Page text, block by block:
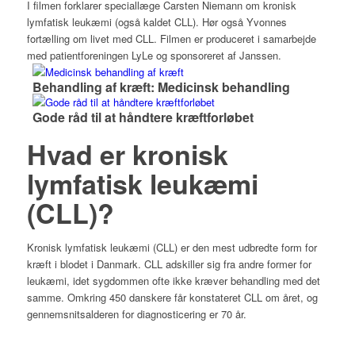
I filmen forklarer speciallæge Carsten Niemann om kronisk
lymfatisk leukæmi (også kaldet CLL). Hør også Yvonnes
fortælling om livet med CLL. Filmen er produceret i samarbejde
med patientforeningen LyLe og sponsoreret af Janssen.
Behandling af kræft: Medicinsk behandling
Gode råd til at håndtere kræftforløbet
Hvad er kronisk
lymfatisk leukæmi
(CLL)?
Kronisk lymfatisk leukæmi (CLL) er den mest udbredte form for
kræft i blodet i Danmark. CLL adskiller sig fra andre former for
leukæmi, idet sygdommen ofte ikke kræver behandling med det
samme. Omkring 450 danskere får konstateret CLL om året, og
gennemsnitsalderen for diagnosticering er 70 år.